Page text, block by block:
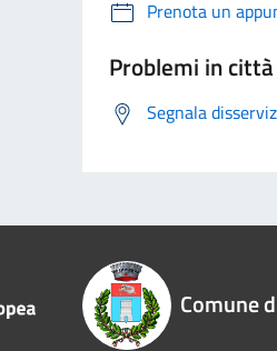
Prenota un
Problemi in città
Segnala
Comune